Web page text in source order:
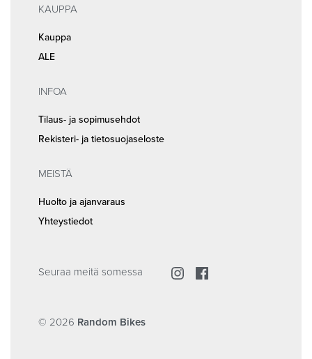
KAUPPA
Kauppa
ALE
INFOA
Tilaus- ja sopimusehdot
Rekisteri- ja tietosuojaseloste
MEISTÄ
Huolto ja ajanvaraus
Yhteystiedot
© 2026 Random Bikes
Seuraa meitä somessa